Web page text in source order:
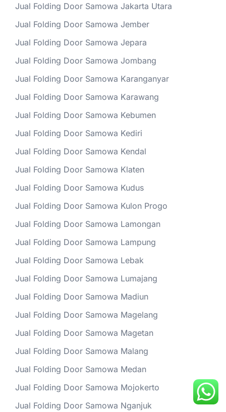
Jual Folding Door Samowa Jakarta Utara
Jual Folding Door Samowa Jember
Jual Folding Door Samowa Jepara
Jual Folding Door Samowa Jombang
Jual Folding Door Samowa Karanganyar
Jual Folding Door Samowa Karawang
Jual Folding Door Samowa Kebumen
Jual Folding Door Samowa Kediri
Jual Folding Door Samowa Kendal
Jual Folding Door Samowa Klaten
Jual Folding Door Samowa Kudus
Jual Folding Door Samowa Kulon Progo
Jual Folding Door Samowa Lamongan
Jual Folding Door Samowa Lampung
Jual Folding Door Samowa Lebak
Jual Folding Door Samowa Lumajang
Jual Folding Door Samowa Madiun
Jual Folding Door Samowa Magelang
Jual Folding Door Samowa Magetan
Jual Folding Door Samowa Malang
Jual Folding Door Samowa Medan
Jual Folding Door Samowa Mojokerto
Jual Folding Door Samowa Nganjuk